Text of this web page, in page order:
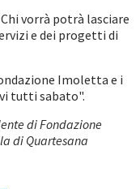
Chi vorrà potrà lasciare
e dei progetti di
Imoletta e i
tutti sabato".
di Fondazione
di Quartesana